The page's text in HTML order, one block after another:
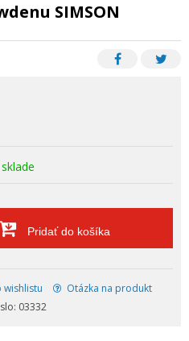
Pridať do košíka
wishlistu
Otázka na produkt
03332
SIMSON